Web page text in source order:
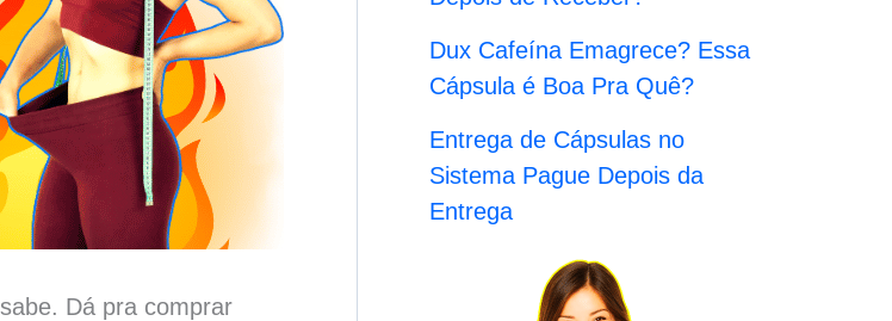
Dá pra comprar
Dux Cafeína Emagrece? Essa
Cápsula é Boa Pra Quê?
Entrega de Cápsulas no
Sistema Pague Depois da
Entrega